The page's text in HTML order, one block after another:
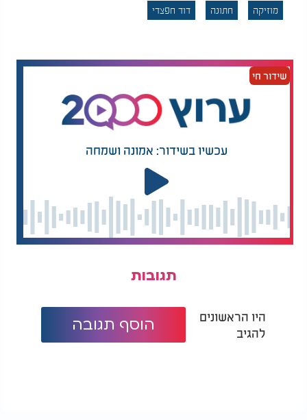
מוזיקה חתונה דוד חפצדי
שידור חי
עכשיו בשידור: אמונה ושמחה
תגובות
היו הראשונים
להגיב
הוסף תגובה